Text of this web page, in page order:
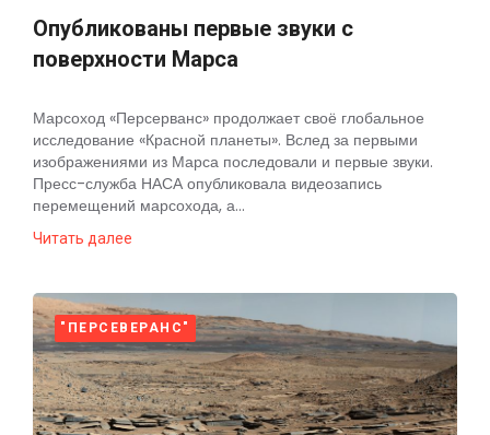
Опубликованы первые звуки с
поверхности Марса
Марсоход «Персерванс» продолжает своё глобальное
исследование «Красной планеты». Вслед за первыми
изображениями из Марса последовали и первые звуки.
Пресс-служба НАСА опубликовала видеозапись
перемещений марсохода, а...
Читать далее
"ПЕРСЕВЕРАНС"